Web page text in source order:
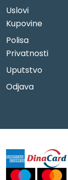
Uslovi
Kupovine
Polisa
Privatnosti
Uputstvo
Odjava